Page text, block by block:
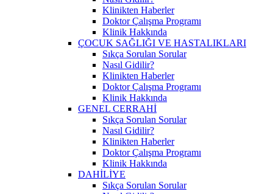
Klinikten Haberler
Doktor Çalışma Programı
Klinik Hakkında
ÇOCUK SAĞLIĞI VE HASTALIKLARI
Sıkça Sorulan Sorular
Nasıl Gidilir?
Klinikten Haberler
Doktor Çalışma Programı
Klinik Hakkında
GENEL CERRAHİ
Sıkça Sorulan Sorular
Nasıl Gidilir?
Klinikten Haberler
Doktor Çalışma Programı
Klinik Hakkında
DAHİLİYE
Sıkça Sorulan Sorular